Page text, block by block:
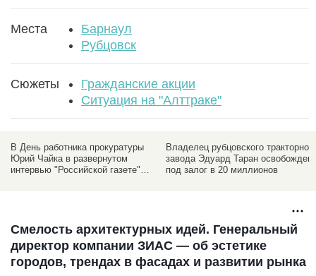
Места
Барнаул
Рубцовск
Сюжеты
Гражданские акции
Ситуация на "Алттраке"
В День работника прокуратуры
Юрий Чайка в развернутом
интервью "Российской газете"
Владелец рубцовского
завода Эдуард Таран освобожден
под залог в 20 миллионов
Смелость архитектурных идей. Генеральный
директор компании ЗИАС — об эстетике
городов, трендах в фасадах и развитии рынка